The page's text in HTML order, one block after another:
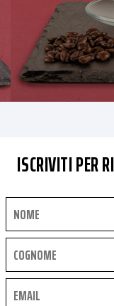
ISCRIVITI PER